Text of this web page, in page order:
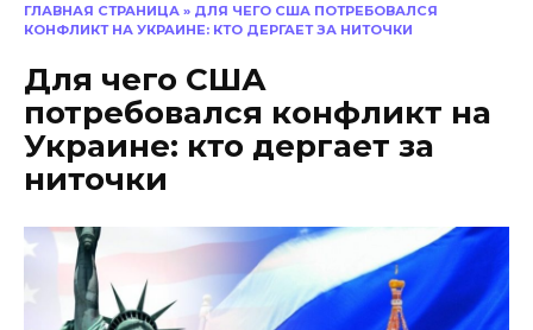
ГЛАВНАЯ СТРАНИЦА » ДЛЯ ЧЕГО США ПОТРЕБОВАЛСЯ
КОНФЛИКТ НА УКРАИНЕ: КТО ДЕРГАЕТ ЗА НИТОЧКИ
Для чего США
потребовался конфликт на
Украине: кто дергает за
ниточки